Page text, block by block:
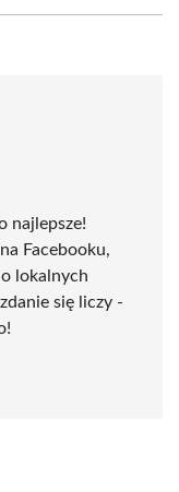
najlepsze!
Facebooku,
lokalnych
się liczy -